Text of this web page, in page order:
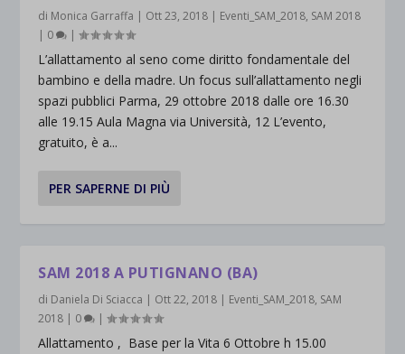
di Monica Garraffa | Ott 23, 2018 | Eventi_SAM_2018, SAM 2018
| 0 |
L’allattamento al seno come diritto fondamentale del
bambino e della madre. Un focus sull’allattamento negli
spazi pubblici Parma, 29 ottobre 2018 dalle ore 16.30
alle 19.15 Aula Magna via Università, 12 L’evento,
gratuito, è a...
PER SAPERNE DI PIÙ
SAM 2018 A PUTIGNANO (BA)
di Daniela Di Sciacca | Ott 22, 2018 | Eventi_SAM_2018, SAM
2018 | 0 |
Allattamento , Base per la Vita 6 Ottobre h 15.00